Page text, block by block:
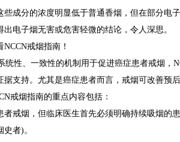
些成分的浓度明显低于普通香烟，但在部分电
电子烟无害或危害轻微的结论，令人深思。
戒烟指南！
性、一致性的机制用于促进癌症患者戒烟，
据支持。尤其是癌症患者而言，戒烟可改善预
戒烟指南的重点内容包括：
戒烟，但临床医生首先必须明确持续吸烟的
者)。